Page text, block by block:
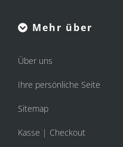
Mehr über
Über uns
Ihre persönliche Seite
Sitemap
Kasse | Checkout